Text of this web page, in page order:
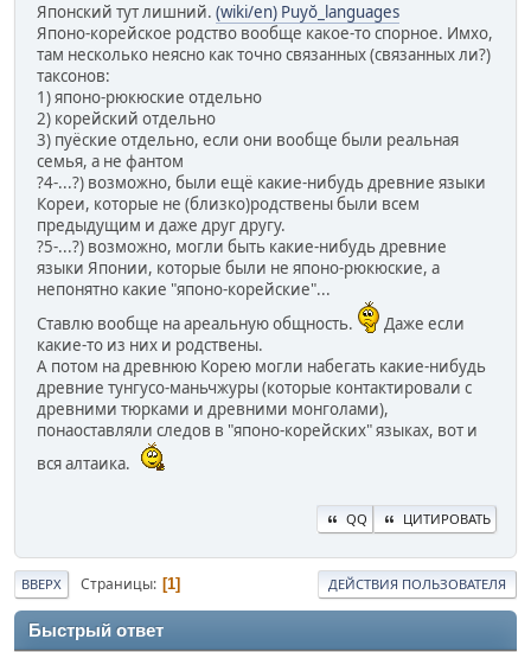
Японский тут лишний. (wiki/en) Puyŏ_languages
Японо-корейское родство вообще какое-то спорное. Имхо,
там несколько неясно как точно связанных (связанных ли?)
таксонов:
1) японо-рюкюские отдельно
2) корейский отдельно
3) пуёские отдельно, если они вообще были реальная
семья, а не фантом
?4-...?) возможно, были ещё какие-нибудь древние языки
Кореи, которые не (близко)родствены были всем
предыдущим и даже друг другу.
?5-...?) возможно, могли быть какие-нибудь древние
языки Японии, которые были не японо-рюкюские, а
непонятно какие "японо-корейские"...
Ставлю вообще на ареальную общность.
Даже если
какие-то из них и родствены.
А потом на древнюю Корею могли набегать какие-нибудь
древние тунгусо-маньчжуры (которые контактировали с
древними тюрками и древними монголами),
понаоставляли следов в "японо-корейских" языках, вот и
вся алтаика.
QQ ЦИТИРОВАТЬ
ВВЕРХ Страницы 1 ДЕЙСТВИЯ ПОЛЬЗОВАТЕЛЯ
Быстрый ответ